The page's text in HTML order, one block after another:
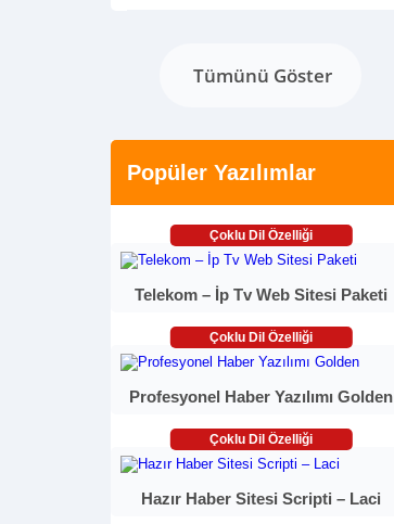
Tümünü Göster
Popüler Yazılımlar
Çoklu Dil Özelliği
Telekom – İp Tv Web Sitesi Paketi
Çoklu Dil Özelliği
Profesyonel Haber Yazılımı Golden
Çoklu Dil Özelliği
Hazır Haber Sitesi Scripti – Laci